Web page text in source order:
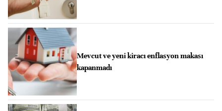
Mevcut ve yeni kiracı enflasyon makası
kapanmadı